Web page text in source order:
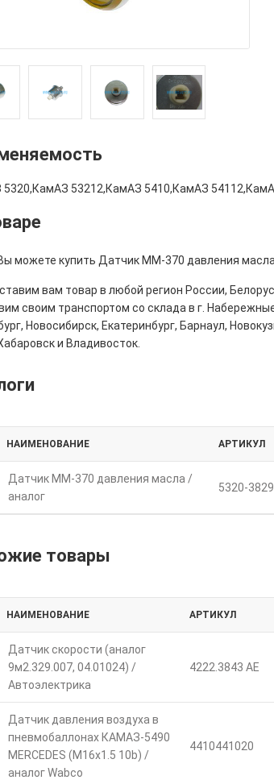
53212,КамАЗ 5410,КамАЗ
можете купить Датчик ММ-370 давления
вам товар в любой регион России,
своим транспортом со склада в г.
Новосибирск, Екатеринбург, Барнаул,
и Владивосток.
НАИМЕНОВАНИЕ АРТИКУЛ
Датчик ММ-370 давления масла /
аналог
5320-
товары
НАИМЕНОВАНИЕ АРТИКУЛ
Датчик скорости (аналог
9м2.329.007, 04.01024) /
Автоэлектрика
4222.3843 АЕ
Датчик давления воздуха в
пневмобаллонах КАМАЗ-5490
MERCEDES (M16х1.5 10b) /
аналог Wabco
4410441020